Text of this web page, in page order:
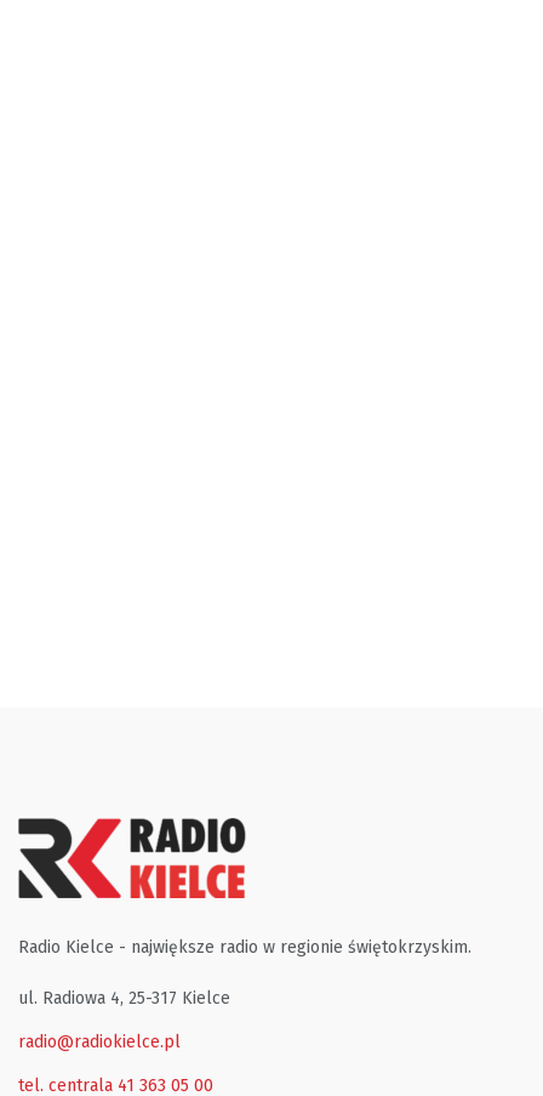
Radio Kielce - największe radio w regionie świętokrzyskim.
ul. Radiowa 4, 25-317 Kielce
radio@radiokielce.pl
tel. centrala 41 363 05 00